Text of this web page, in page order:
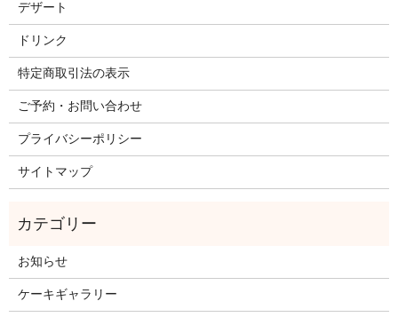
デザート
ドリンク
特定商取引法の表示
ご予約・お問い合わせ
プライバシーポリシー
サイトマップ
お知らせ
ケーキギャラリー